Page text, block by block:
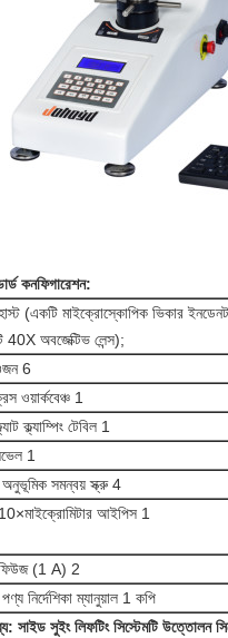
কনফিগারেশন:
(একটি মাইক্রোস্কোপিক ভিকার
40X অবজেক্টিভ লেন্স);
6
ওয়ার্কবেঞ্চ 1
ক্ল্যাম্পিং টেবিল 1
1
সমন্বয় স্ক্রু 4
আইপিস 1
(1 A) 2
নির্দেশিকা ম্যানুয়াল 1 কপি
সাইড সুইং লিফটিং সিস্টেমটি উত্তোলন